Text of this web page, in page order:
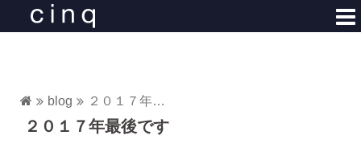
blog ２０１７年最後です
２０１７年最後です